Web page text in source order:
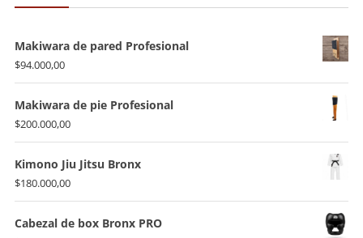
Makiwara de pared Profesional
$94.000,00
Makiwara de pie Profesional
$200.000,00
Kimono Jiu Jitsu Bronx
$180.000,00
Cabezal de box Bronx PRO